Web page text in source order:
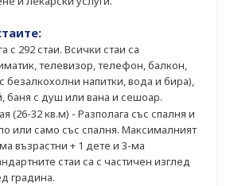
с 292 стаи. Всички стаи са
телевизор, телефон, балкон,
безалкохолни напитки, вода и бира),
баня с душ или вана и сешоар.
(26-32 кв.м) - Разполага със спалня и
или само със спалня. Максималният
възрастни + 1 дете и 3-ма
стаи са с частичен изглед
градина.